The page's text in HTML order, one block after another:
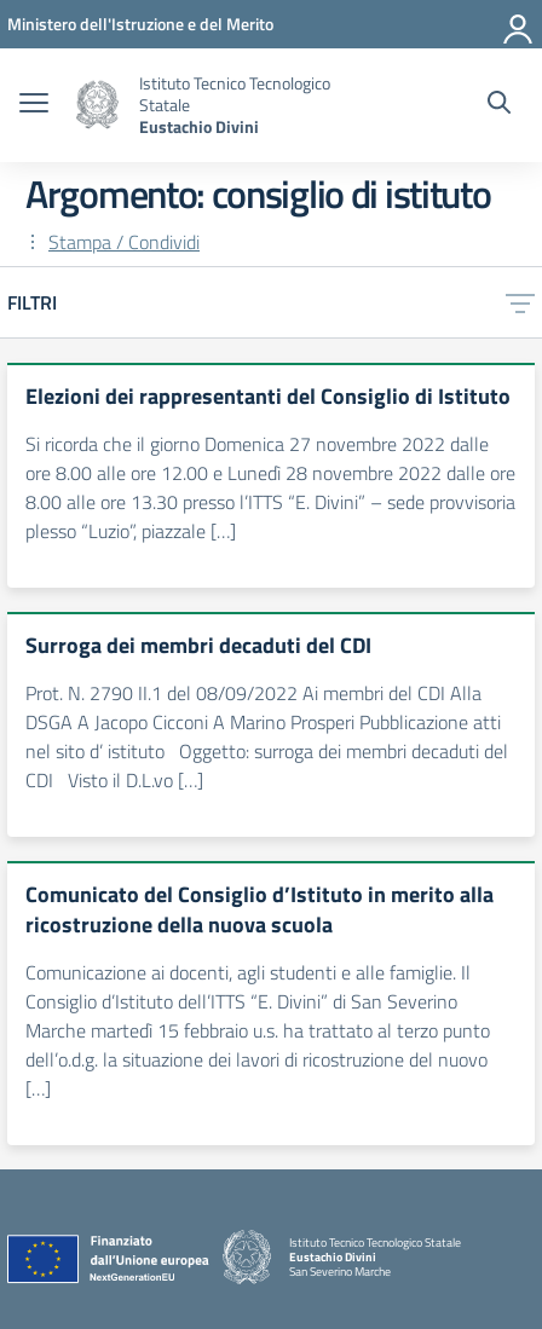
Vai ai contenuti
Vai al menu di navigazione
Vai al footer
Ministero dell'Istruzione e del Merito
Istituto Tecnico Tecnologico
Statale
Eustachio Divini
Argomento: consiglio di istituto
Stampa / Condividi
FILTRI
Elezioni dei rappresentanti del Consiglio di Istituto
Si ricorda che il giorno Domenica 27 novembre 2022 dalle
ore 8.00 alle ore 12.00 e Lunedì 28 novembre 2022 dalle ore
8.00 alle ore 13.30 presso l’ITTS “E. Divini” – sede provvisoria
plesso “Luzio”, piazzale […]
Surroga dei membri decaduti del CDI
Prot. N. 2790 II.1 del 08/09/2022 Ai membri del CDI Alla
DSGA A Jacopo Cicconi A Marino Prosperi Pubblicazione atti
nel sito d’ istituto Oggetto: surroga dei membri decaduti del
CDI Visto il D.L.vo […]
Comunicato del Consiglio d’Istituto in merito alla
ricostruzione della nuova scuola
Comunicazione ai docenti, agli studenti e alle famiglie. Il
Consiglio d’Istituto dell’ITTS “E. Divini” di San Severino
Marche martedì 15 febbraio u.s. ha trattato al terzo punto
dell’o.d.g. la situazione dei lavori di ricostruzione del nuovo
[…]
Istituto Tecnico Tecnologico Statale
Eustachio Divini
San Severino Marche